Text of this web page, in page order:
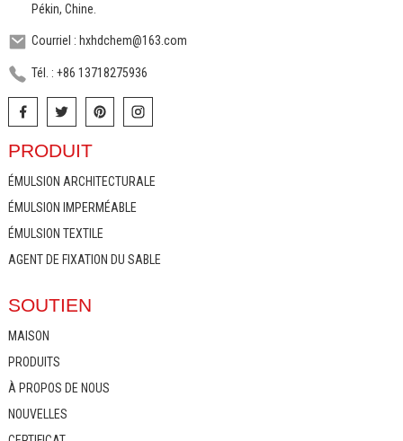
Pékin, Chine.
Courriel : hxhdchem@163.com
Tél. : +86 13718275936
PRODUIT
ÉMULSION ARCHITECTURALE
ÉMULSION IMPERMÉABLE
ÉMULSION TEXTILE
AGENT DE FIXATION DU SABLE
SOUTIEN
MAISON
PRODUITS
À PROPOS DE NOUS
NOUVELLES